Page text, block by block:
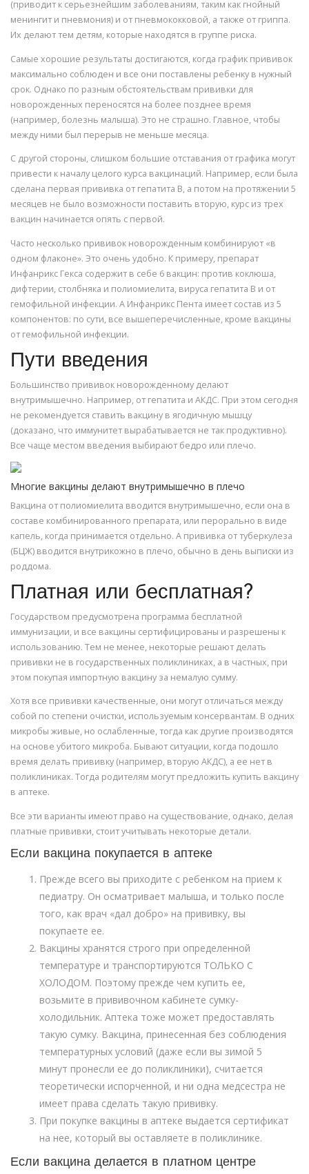
(приводит к серьезнейшим заболеваниям, таким как гнойный
менингит и пневмония) и от пневмококковой, а также от гриппа.
Их делают тем детям, которые находятся в группе риска.
Самые хорошие результаты достигаются, когда график прививок
максимально соблюден и все они поставлены ребенку в нужный
срок. Однако по разным обстоятельствам прививки для
новорожденных переносятся на более позднее время
(например, болезнь малыша). Это не страшно. Главное, чтобы
между ними был перерыв не меньше месяца.
С другой стороны, слишком большие отставания от графика могут
привести к началу целого курса вакцинаций. Например, если была
сделана первая прививка от гепатита B, а потом на протяжении 5
месяцев не было возможности поставить вторую, курс из трех
вакцин начинается опять с первой.
Часто несколько прививок новорожденным комбинируют «в
одном флаконе». Это очень удобно. К примеру, препарат
Инфанрикс Гекса содержит в себе 6 вакцин: против коклюша,
дифтерии, столбняка и полиомиелита, вируса гепатита B и от
гемофильной инфекции. А Инфанрикс Пента имеет состав из 5
компонентов: по сути, все вышеперечисленные, кроме вакцины
от гемофильной инфекции.
Пути введения
Большинство прививок новорожденному делают
внутримышечно. Например, от гепатита и АКДС. При этом сегодня
не рекомендуется ставить вакцину в ягодичную мышцу
(доказано, что иммунитет вырабатывается не так продуктивно).
Все чаще местом введения выбирают бедро или плечо.
Многие вакцины делают внутримышечно в плечо
Вакцина от полиомиелита вводится внутримышечно, если она в
составе комбинированного препарата, или перорально в виде
капель, когда принимается отдельно. А прививка от туберкулеза
(БЦЖ) вводится внутрикожно в плечо, обычно в день выписки из
роддома.
Платная или бесплатная?
Государством предусмотрена программа бесплатной
иммунизации, и все вакцины сертифицированы и разрешены к
использованию. Тем не менее, некоторые решают делать
прививки не в государственных поликлиниках, а в частных, при
этом покупая импортную вакцину за немалую сумму.
Хотя все прививки качественные, они могут отличаться между
собой по степени очистки, используемым консервантам. В одних
микробы живые, но ослабленные, тогда как другие производятся
на основе убитого микроба. Бывают ситуации, когда подошло
время делать прививку (например, вторую АКДС), а ее нет в
поликлиниках. Тогда родителям могут предложить купить вакцину
в аптеке.
Все эти варианты имеют право на существование, однако, делая
платные прививки, стоит учитывать некоторые детали.
Если вакцина покупается в аптеке
Прежде всего вы приходите с ребенком на прием к
педиатру. Он осматривает малыша, и только после
того, как врач «дал добро» на прививку, вы
покупаете ее.
Вакцины хранятся строго при определенной
температуре и транспортируются ТОЛЬКО С
ХОЛОДОМ. Поэтому прежде чем купить ее,
возьмите в прививочном кабинете сумку-
холодильник. Аптека тоже может предоставлять
такую сумку. Вакцина, принесенная без соблюдения
температурных условий (даже если вы зимой 5
минут пронесли ее до поликлиники), считается
теоретически испорченной, и ни одна медсестра не
имеет права сделать такую прививку.
При покупке вакцины в аптеке выдается сертификат
на нее, который вы оставляете в поликлинике.
Если вакцина делается в платном центре